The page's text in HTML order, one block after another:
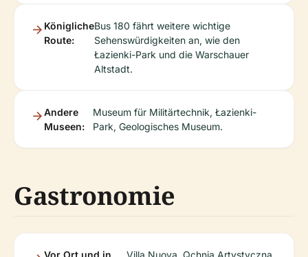
Königliche
Route:
Bus 180 fährt weitere wichtige
Sehenswürdigkeiten an, wie den
Łazienki-Park und die Warschauer
Altstadt.
Andere
Museen:
Museum für Militärtechnik, Łazienki-
Park, Geologisches Museum.
Gastronomie
Vor Ort und in
Villa Nuova, Qchnia Artystyczna,